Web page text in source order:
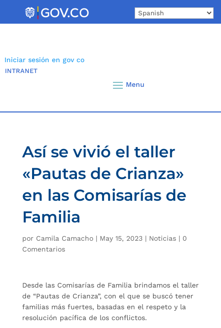
Iniciar sesión en gov co
INTRANET
Así se vivió el taller
«Pautas de Crianza»
en las Comisarías de
Familia
por Camila Camacho| May 15, 2023| Noticias| 0
Comentarios
Desde las Comisarías de Familia brindamos el taller
de “Pautas de Crianza”, con el que se buscó tener
familias más fuertes, basadas en el respeto y la
resolución pacífica de los conflictos.